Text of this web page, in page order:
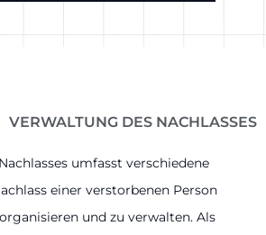
VERWALTUNG DES NACHLASSES
umfasst verschiedene
einer verstorbenen Person
und zu verwalten. Als